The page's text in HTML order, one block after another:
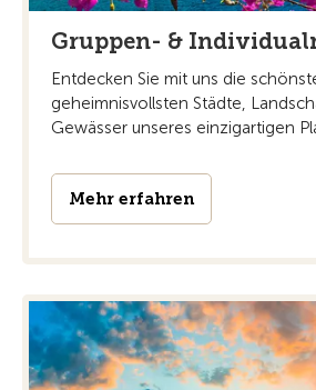
Gruppen- &
Entdecken Sie mit uns die
geheimnisvollsten Städte,
Gewässer unseres einzigartigen
Mehr erfahren